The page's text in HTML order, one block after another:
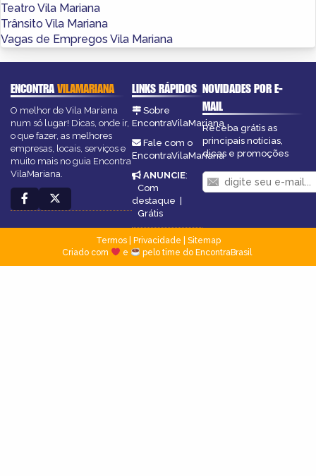
Teatro Vila Mariana
Trânsito Vila Mariana
Vagas de Empregos Vila Mariana
ENCONTRAVILAMARIANA
O melhor de Vila Mariana
num só lugar! Dicas, onde ir,
o que fazer, as melhores
empresas, locais, serviços e
muito mais no guia Encontra
VilaMariana.
LINKS RÁPIDOS
Sobre
EncontraVilaMariana
Fale com o
EncontraVilaMariana
ANUNCIE:
Com
destaque
Grátis
NOVIDADES POR E-
MAIL
Receba grátis as
principais notícias,
dicas e promoções
Termos| Privacidade
Sitemap
Criado com
e pelo time do EncontraBrasil